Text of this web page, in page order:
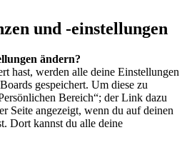
und -einstellungen
ändern?
hast, werden alle deine Einstellungen
gespeichert. Um diese zu
Bereich“; der Link dazu
Seite angezeigt, wenn du auf deinen
Dort kannst du alle deine